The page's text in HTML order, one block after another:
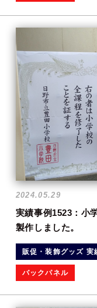
2024.05.29
実績事例1523：小
製作しました。
販促・装飾グッズ 実
バックパネル